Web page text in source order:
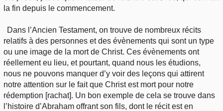
la fin depuis le commencement.
Dans l’Ancien Testament, on trouve de nombreux récits
relatifs à des personnes et des évènements qui sont un type
ou une image de la mort de Christ. Ces évènements ont
réellement eu lieu, et pourtant, quand nous les étudions,
nous ne pouvons manquer d’y voir des leçons qui attirent
notre attention sur le fait que Christ est mort pour notre
rédemption [rachat]. Un bon exemple de cela se trouve dans
l’histoire d’Abraham offrant son fils, dont le récit est en